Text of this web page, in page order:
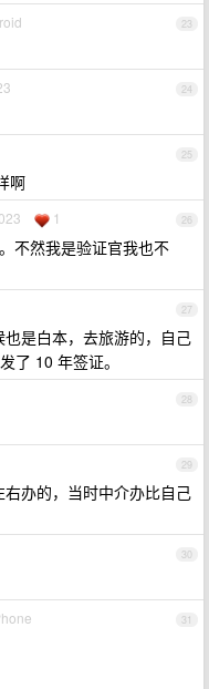
23
24
25
啊
26
1
不然我是验证官我也不
27
是白本，去旅游的，自己
了 10 年签证。
28
29
办的，当时中介办比自己
30
31